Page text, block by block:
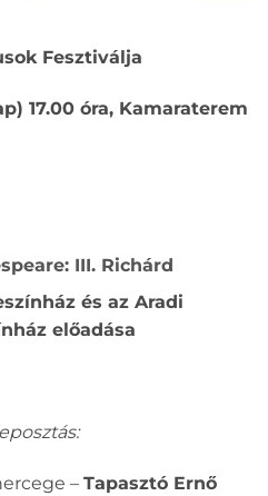
Fesztiválja
17.00 óra, Kamaraterem
III. Richárd
és az Aradi
előadása
– Tapasztó Ernő